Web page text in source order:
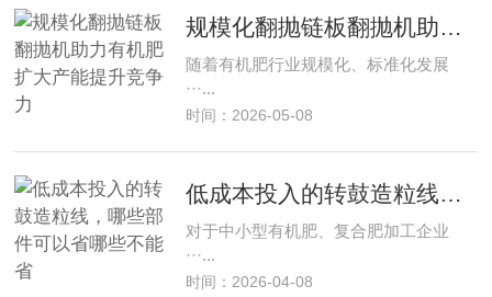
规模化翻抛链板翻抛机助力有机肥扩大产能提升竞争力
随着有机肥行业规模化、标准化发展
···...
时间：2026-05-08
低成本投入的转鼓造粒线，哪些部件可以省哪些不能省
对于中小型有机肥、复合肥加工企业
···...
时间：2026-04-08